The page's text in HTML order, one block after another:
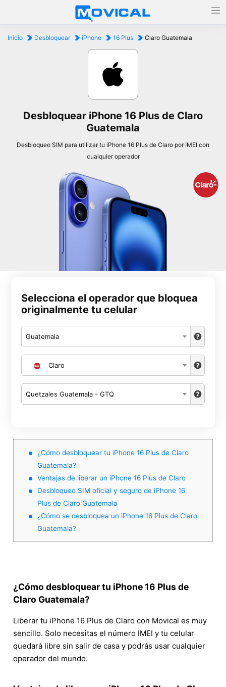
Inicio Desbloquear iPhone 16 Plus Claro Guatemala
Desbloquear iPhone 16 Plus de Claro
Guatemala
Desbloqueo SIM para utilizar tu iPhone 16 Plus de Claro por IMEI con
cualquier operador
Selecciona el operador que bloquea
originalmente tu celular
Guatemala
Claro
Quetzales Guatemala - GTQ
¿Cómo desbloquear tu iPhone 16 Plus de Claro
Guatemala?
Ventajas de liberar un iPhone 16 Plus de Claro
Desbloqueo SIM oficial y seguro de iPhone 16
Plus de Claro Guatemala
¿Cómo se desbloquea un iPhone 16 Plus de Claro
Guatemala?
¿Cómo desbloquear tu iPhone 16 Plus de
Claro Guatemala?
Liberar tu iPhone 16 Plus de Claro con Movical es muy
sencillo. Solo necesitas el número IMEI y tu celular
quedará libre sin salir de casa y podrás usar cualquier
operador del mundo.